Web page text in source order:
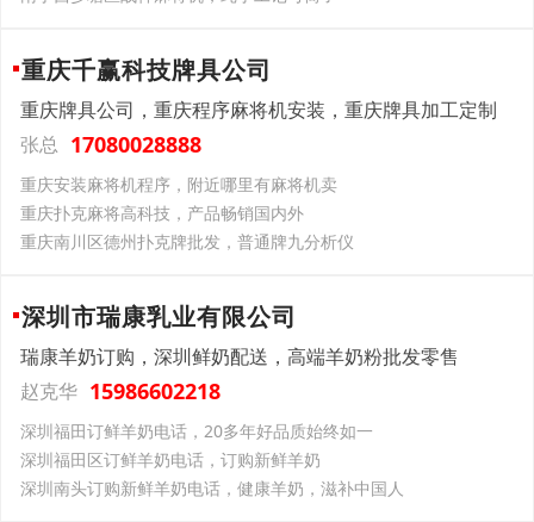
重庆千赢科技牌具公司
重庆牌具公司，重庆程序麻将机安装，重庆牌具加工定制
张总 17080028888
重庆安装麻将机程序，附近哪里有麻将机卖
重庆扑克麻将高科技，产品畅销国内外
重庆南川区德州扑克牌批发，普通牌九分析仪
深圳市瑞康乳业有限公司
瑞康羊奶订购，深圳鲜奶配送，高端羊奶粉批发零售
赵克华 15986602218
深圳福田订鲜羊奶电话，20多年好品质始终如一
深圳福田区订鲜羊奶电话，订购新鲜羊奶
深圳南头订购新鲜羊奶电话，健康羊奶，滋补中国人